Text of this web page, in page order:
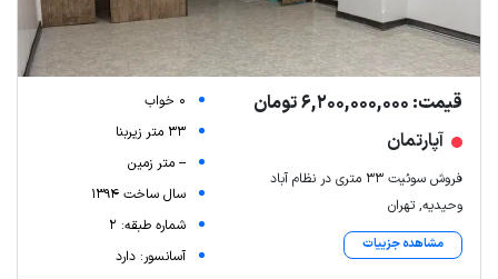
قیمت: 6,200,000,000 تومان
آپارتمان
فروش سوئیت ۳۳ متری در نظام آباد
وحیدیه, تهران
مشاهده جزییات
0 خواب
33 متر زیربنا
-- متر زمین
سال ساخت 1394
شماره طبقه: 2
آسانسور: دارد